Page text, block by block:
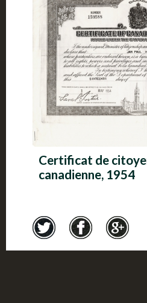
Certificat de
canadienne, 1954